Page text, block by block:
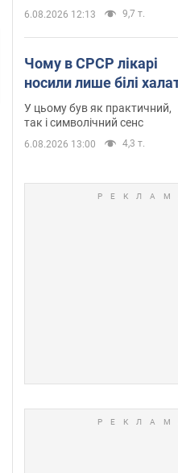
6.08.2026 12:13 9,7 т.
Чому в СРСР лікарі
носили лише білі
У цьому був як практичний,
так і символічний сенс
6.08.2026 13:00 4,3 т.